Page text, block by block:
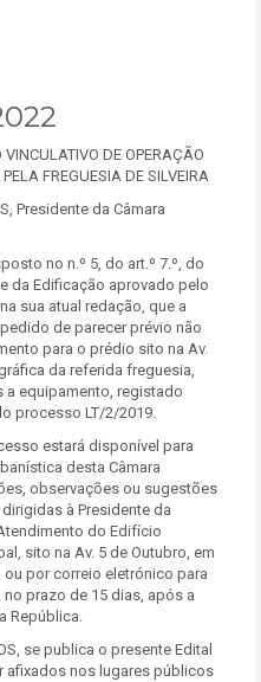
VINCULATIVO DE OPERAÇÃO
FREGUESIA DE SILVEIRA
Presidente da Câmara
no n.º 5, do art.º 7.º, do
da Edificação aprovado pelo
sua atual redação, que a
de parecer prévio não
para o prédio sito na Av.
da referida freguesia,
equipamento, registado
processo LT/2/2019.
estará disponível para
desta Câmara
observações ou sugestões
à Presidente da
do Edifício
sito na Av. 5 de Outubro, em
por correio eletrónico para
prazo de 15 dias, após a
República.
se publica o presente Edital
afixados nos lugares públicos